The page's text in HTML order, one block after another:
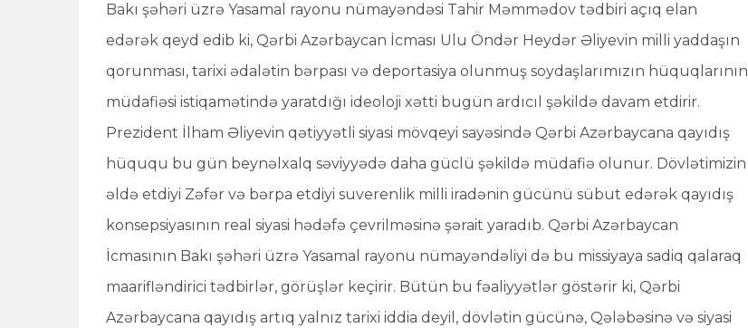
Bakı şəhəri üzrə Yasamal rayonu nümayəndəsi Tahir Məmmədov tədbiri açıq elan
edərək qeyd edib ki, Qərbi Azərbaycan İcması Ulu Öndər Heydər Əliyevin milli yaddaşın
qorunması, tarixi ədalətin bərpası və deportasiya olunmuş soydaşlarımızın hüquqlarının
müdafiəsi istiqamətində yaratdığı ideoloji xətti bugün ardıcıl şəkildə davam etdirir.
Prezident İlham Əliyevin qətiyyətli siyasi mövqeyi sayəsində Qərbi Azərbaycana qayıdış
hüququ bu gün beynəlxalq səviyyədə daha güclü şəkildə müdafiə olunur. Dövlətimizin
əldə etdiyi Zəfər və bərpa etdiyi suverenlik milli iradənin gücünü sübut edərək qayıdış
konsepsiyasının real siyasi hədəfə çevrilməsinə şərait yaradıb. Qərbi Azərbaycan
İcmasının Bakı şəhəri üzrə Yasamal rayonu nümayəndəliyi də bu missiyaya sadiq qalaraq
maarifləndirici tədbirlər, görüşlər keçirir. Bütün bu fəaliyyətlər göstərir ki, Qərbi
Azərbaycana qayıdış artıq yalnız tarixi iddia deyil, dövlətin gücünə, Qələbəsinə və siyasi